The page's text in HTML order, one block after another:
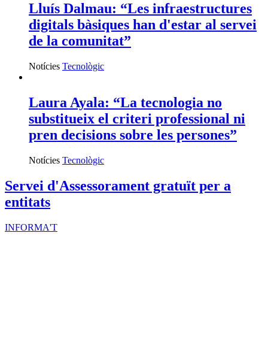
Lluís Dalmau: “Les infraestructures
digitals bàsiques han d'estar al servei
de la comunitat”
Notícies Tecnològic
Laura Ayala: “La tecnologia no
substitueix el criteri professional ni
pren decisions sobre les persones”
Notícies Tecnològic
Servei d'Assessorament gratuït per a
entitats
INFORMA'T